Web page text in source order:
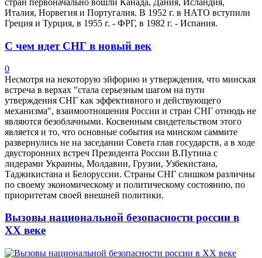
стран первоначально вошли Канада, Дания, Исландия,
Италия, Норвегия и Португалия. В 1952 г. в НАТО вступили
Греция и Турция, в 1955 г. - ФРГ, в 1982 г. - Испания.
С чем идет СНГ в новый век
0
Несмотря на некоторую эйфорию и утверждения, что минская
встреча в верхах "стала серьезным шагом на пути
утверждения СНГ как эффективного и действующего
механизма", взаимоотношения России и стран СНГ отнюдь не
являются безоблачными. Косвенным свидетельством этого
является и то, что основные события на минском саммите
развернулись не на заседании Совета глав государств, а в ходе
двусторонних встреч Президента России В.Путина с
лидерами Украины, Молдавии, Грузии, Узбекистана,
Таджикистана и Белоруссии. Страны СНГ слишком различны
по своему экономическому и политическому состоянию, по
приоритетам своей внешней политики.
Вызовы национальной безопасности россии в
XX веке